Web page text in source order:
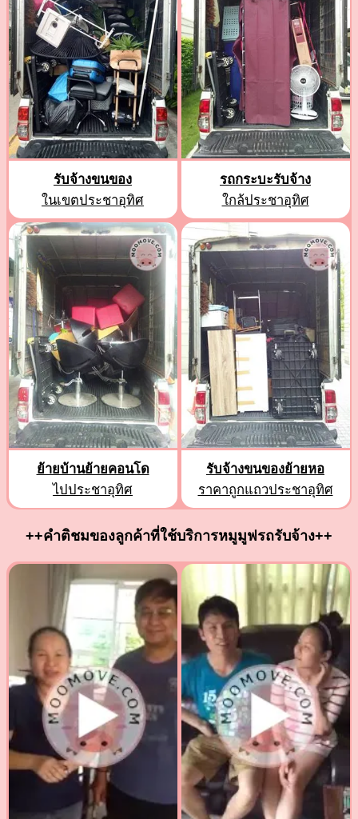
รับจ้างขนของ
ในเขตประชาอุทิศ
รถกระบะรับจ้าง
ใกล้ประชาอุทิศ
ย้ายบ้านย้ายคอนโด
ไปประชาอุทิศ
รับจ้างขนของย้ายหอ
ราคาถูกแถวประชาอุทิศ
++คำติชมของลูกค้าที่ใช้บริการหมูมูฟรถรับจ้าง++